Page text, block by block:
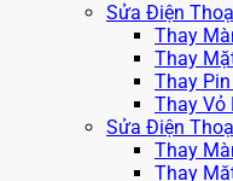
Sửa Điện
Thay
Thay
Thay
Thay Vỏ
Sửa Điện
Thay
Thay